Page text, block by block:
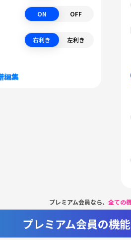
ON OFF
右利き 左利き
編集
プレミアム会員なら、 全ての
プレミアム会員の機